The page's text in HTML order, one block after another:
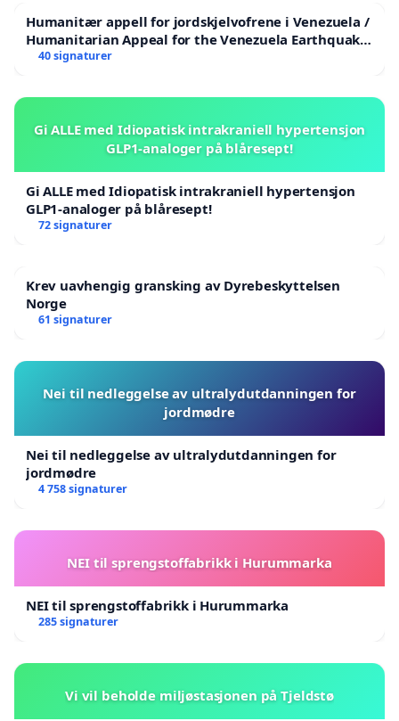
Humanitær appell for jordskjelvofrene i Venezuela /
Humanitarian Appeal for the Venezuela Earthquake
Victims
40 signaturer
Gi ALLE med Idiopatisk intrakraniell hypertensjon
GLP1-analoger på blåresept!
Gi ALLE med Idiopatisk intrakraniell hypertensjon
GLP1-analoger på blåresept!
72 signaturer
Krev uavhengig gransking av Dyrebeskyttelsen
Norge
61 signaturer
Nei til nedleggelse av ultralydutdanningen for
jordmødre
Nei til nedleggelse av ultralydutdanningen for
jordmødre
4 758 signaturer
NEI til sprengstoffabrikk i Hurummarka
NEI til sprengstoffabrikk i Hurummarka
285 signaturer
Vi vil beholde miljøstasjonen på Tjeldstø